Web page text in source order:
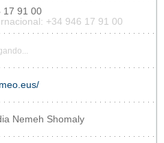
17 91 00
+34 946 17 91 00
Nemeh Shomaly